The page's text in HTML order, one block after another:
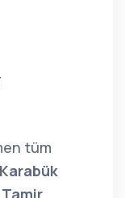
tüm
Karabük
Tamir